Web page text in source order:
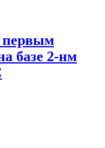
первым
базе 2-нм